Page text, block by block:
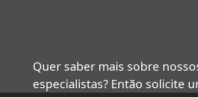
Quer saber mais sobre
especialistas? Então solicite